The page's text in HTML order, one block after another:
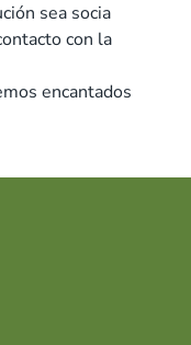
sea socia
con la
encantados